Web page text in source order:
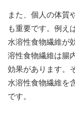
また、個人の体質
も重要です。例え
水溶性食物繊維が
溶性食物繊維は腸
効果があります。
水溶性食物繊維を
です。